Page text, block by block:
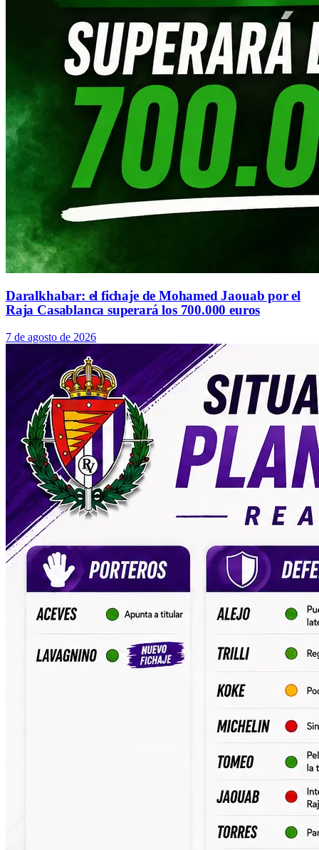
Daralkhabar: el fichaje de Mohamed Jaouab por el
Raja Casablanca superará los 700.000 euros
7 de agosto de 2026